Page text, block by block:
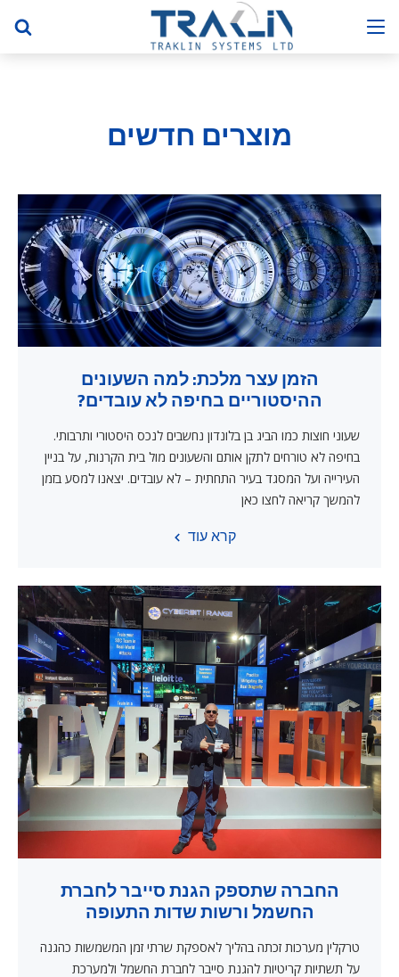
מוצרים חדשים
הזמן עצר מלכת: למה השעונים
ההיסטוריים בחיפה לא עובדים?
שעוני חוצות כמו הביג בן בלונדון נחשבים לנכס היסטורי ותרבותי.
בחיפה לא טורחים לתקן אותם והשעונים מול בית הקרנות, על בניין
העירייה ועל המסגד בעיר התחתית – לא עובדים. יצאנו למסע בזמן
להמשך קריאה לחצו כאן
קרא עוד
החברה שתספק הגנת סייבר לחברת
החשמל ורשות שדות התעופה
טרקלין מערכות זכתה בהליך לאספקת שרתי זמן המשמשות כהגנה
על תשתיות קריטיות להגנת סייבר לחברת החשמל ולמערכת